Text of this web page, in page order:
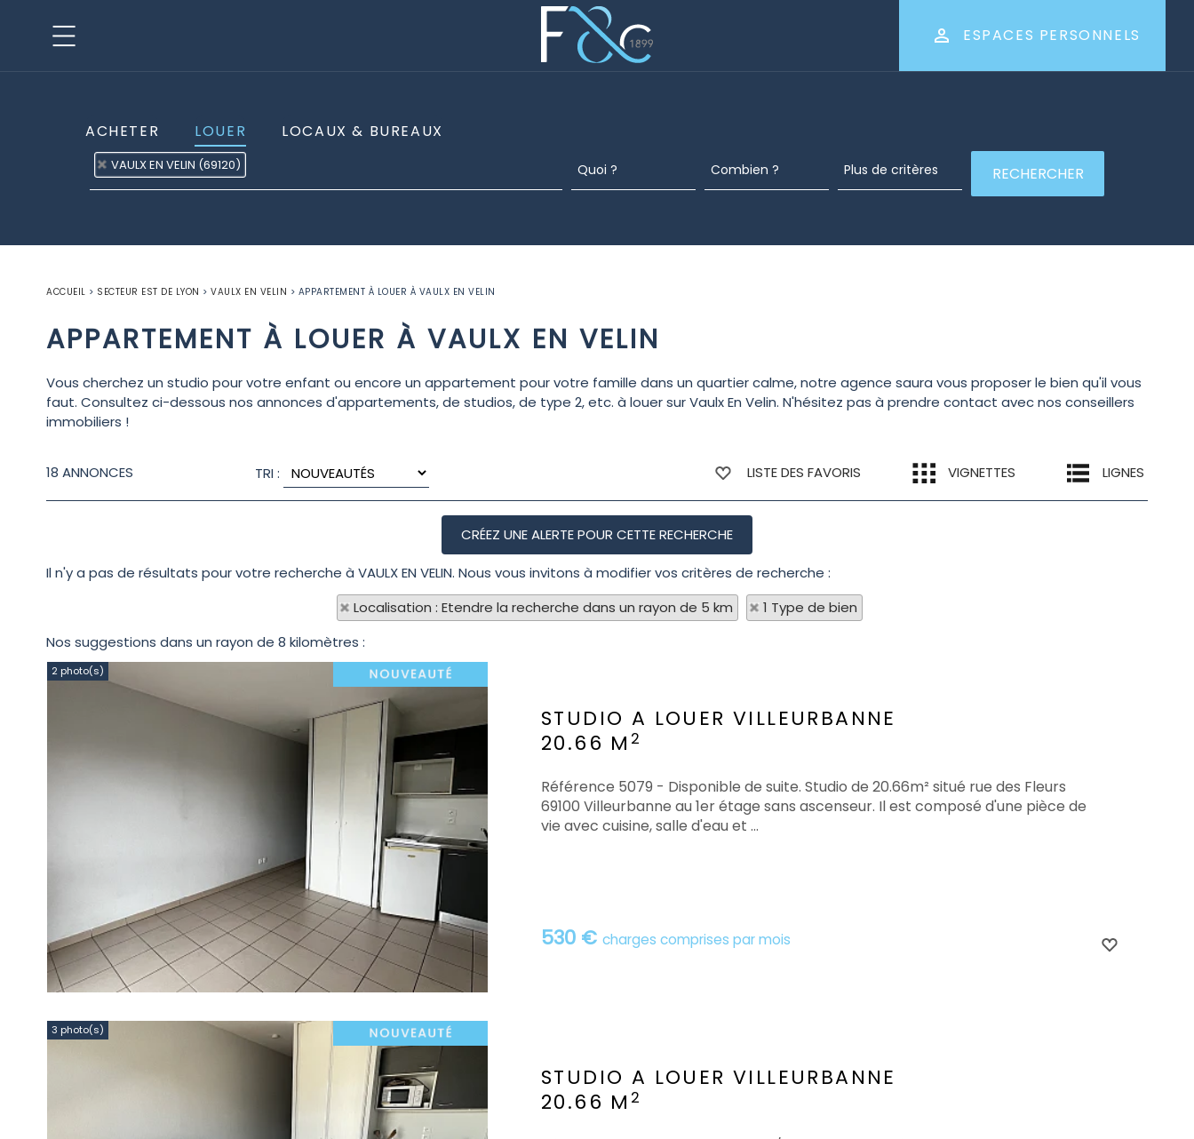
ESPACES PERSONNELS
ACHETER LOUER LOCAUX & BUREAUX
VAULX EN VELIN (69120)
ACCUEIL > SECTEUR EST DE LYON > VAULX EN VELIN > APPARTEMENT À LOUER À VAULX EN VELIN
APPARTEMENT À LOUER À VAULX EN VELIN
Vous cherchez un studio pour votre enfant ou encore un appartement pour votre famille dans un quartier calme, notre agence saura vous proposer le bien qu'il vous
faut. Consultez ci-dessous nos annonces d'appartements, de studios, de type 2, etc. à louer sur Vaulx En Velin. N'hésitez pas à prendre contact avec nos conseillers
immobiliers !
18 ANNONCES TRI : LISTE DES FAVORIS VIGNETTES LIGNES
Il n'y a pas de résultats pour votre recherche à VAULX EN VELIN. Nous vous invitons à modifier vos critères de recherche :
Localisation : Etendre la recherche dans un rayon de 5 km
1 Type de bien
Nos suggestions dans un rayon de 8 kilomètres :
2 photo(s)
STUDIO A LOUER VILLEURBANNE
20.66 M 2
530 € charges comprises par mois
Référence 5079 - Disponible de suite. Studio de 20.66m² situé rue des Fleurs
69100 Villeurbanne au 1er étage sans ascenseur. Il est composé d'une pièce de
vie avec cuisine, salle d'eau et ...
3 photo(s)
STUDIO A LOUER VILLEURBANNE
20.66 M 2